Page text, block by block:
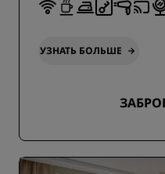
УЗНАТЬ БОЛЬШЕ